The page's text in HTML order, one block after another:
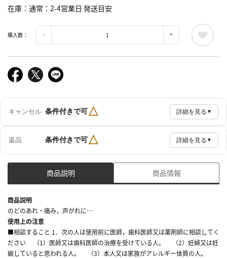
在庫 通常：2-4営業日 発送目安
購入数：
キャンセル 条件付きで可△ 詳細を見る ▼
返品 条件付きで可△ 詳細を見る ▼
商品説明 商品情報
商品説明
のどのあれ・痛み，声がれに…
使用上の注意
■相談すること 1．次の人は使用前に医師，歯科医師又は薬剤師に相談してく
ださい （1）医師又は歯科医師の治療を受けている人。 （2）妊婦又は妊
娠していると思われる人。 （3）本人又は家族がアレルギー体質の人。